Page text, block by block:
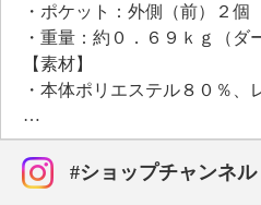
・ポケット：外側（前）２個
・重量：約０．６９ｋｇ（ダ
【素材】
・本体ポリエステル８０％、
レタン５％
・別布部分ポリエステル８７
【メンテナンス（絵表示ラベ
・手洗い：可
#ショップチャンネル